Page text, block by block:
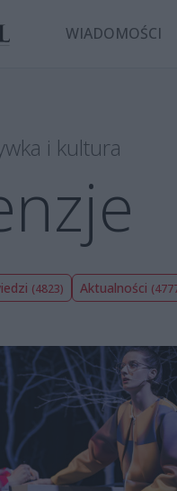
WIADOMOŚCI
i kultura
(4823) Aktualności